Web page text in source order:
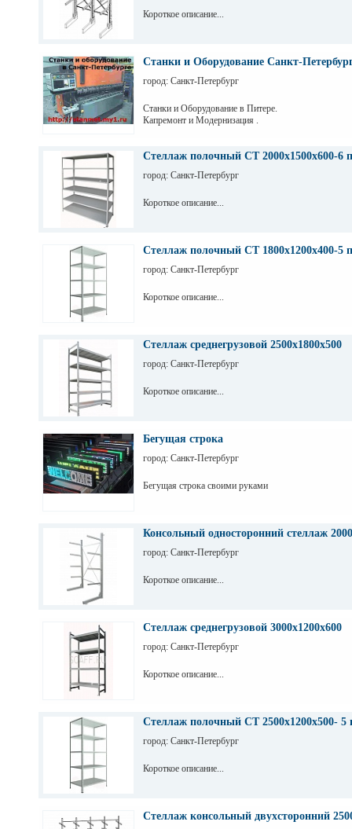
Короткое описание...
Станки и Оборудование Санкт-
город: Санкт-Петербург
Станки и Оборудование в Питере.
Капремонт и Модернизация .
Стеллаж полочный СТ 2000х1500х600-6
город: Санкт-Петербург
Короткое описание...
Стеллаж полочный СТ 1800х1200х400-5
город: Санкт-Петербург
Короткое описание...
Стеллаж среднегрузовой 2500х1800х500
город: Санкт-Петербург
Короткое описание...
Бегущая строка
город: Санкт-Петербург
Бегущая строка своими руками
Консольный односторонний стеллаж
город: Санкт-Петербург
Короткое описание...
Стеллаж среднегрузовой 3000х1200х600
город: Санкт-Петербург
Короткое описание...
Стеллаж полочный СТ 2500х1200х500- 5
город: Санкт-Петербург
Короткое описание...
Стеллаж консольный двухсторонний